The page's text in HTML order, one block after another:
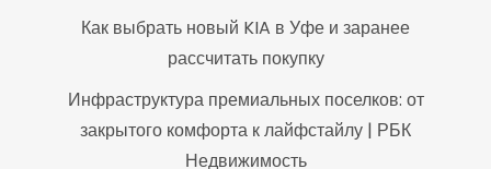
Как выбрать новый KIA в Уфе и заранее
рассчитать покупку
Инфраструктура премиальных поселков: от
закрытого комфорта к лайфстайлу | РБК
Недвижимость